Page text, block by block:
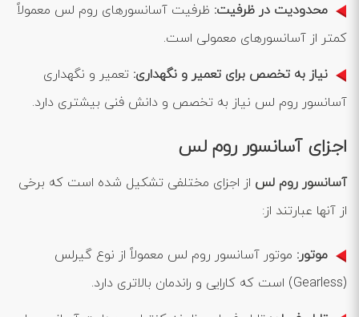
محدودیت در ظرفیت: ظرفیت آسانسورهای روم لس معمولاً
کمتر از آسانسورهای معمولی است.
نیاز به تخصص برای تعمیر و نگهداری: تعمیر و نگهداری
آسانسور روم لس نیاز به تخصص و دانش فنی بیشتری دارد.
اجزای آسانسور روم لس
آسانسور روم لس از اجزای مختلفی تشکیل شده است که برخی
از آنها عبارتند از:
موتور: موتور آسانسور روم لس معمولاً از نوع گیرلس
(Gearless) است که کارایی و راندمان بالاتری دارد.